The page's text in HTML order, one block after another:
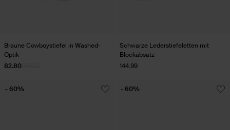
Braune Cowboystiefel in Washed-
Optik
82.80
Schwarze Lederstiefeletten mit
Blockabsatz
144.99
- 60% - 60%